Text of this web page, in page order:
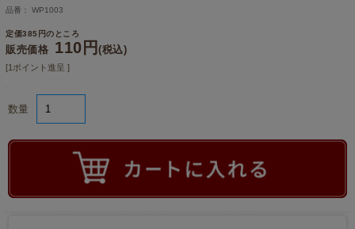
品番： WP1003
定価385円のところ
販売価格 110円(税込)
[1ポイント進呈 ]
数量